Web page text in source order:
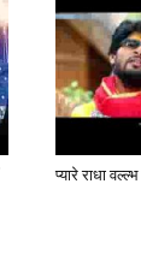
प्यारे राधा